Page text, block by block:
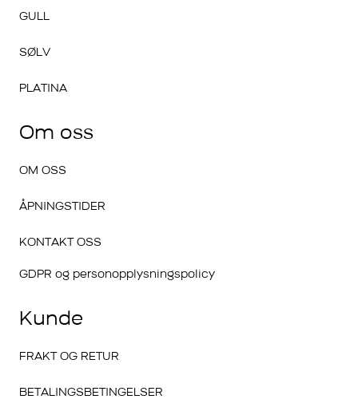
GULL
SØLV
PLATINA
Om oss
OM OSS
ÅPNINGSTIDER
KONTAKT OSS
GDPR og personopplysningspolicy
Kunde
FRAKT OG RETUR
BETALINGSBETINGELSER